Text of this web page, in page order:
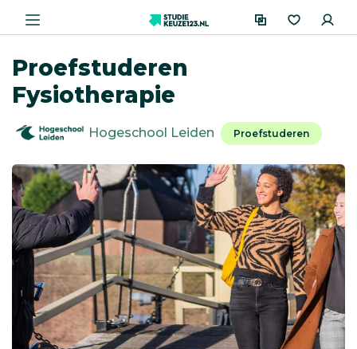
Proefstuderen
Fysiotherapie
Hogeschool Leiden Proefstuderen